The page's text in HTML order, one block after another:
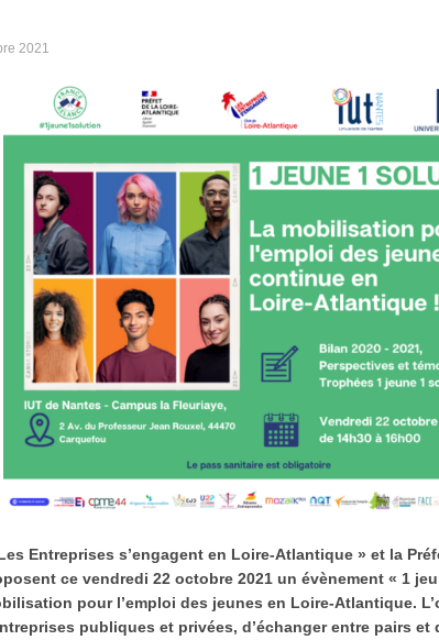
2021
Entreprises s’engagent en Loire-Atlantique » et la
ce vendredi 22 octobre 2021 un évènement « 1
pour l’emploi des jeunes en Loire-Atlantique.
publiques et privées, d’échanger entre pairs et